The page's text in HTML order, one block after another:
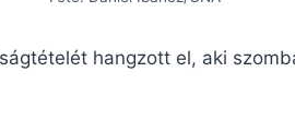
hangzott el, aki